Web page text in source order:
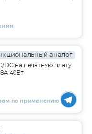
аналог
DC на печатную плату
40Вт
по применению